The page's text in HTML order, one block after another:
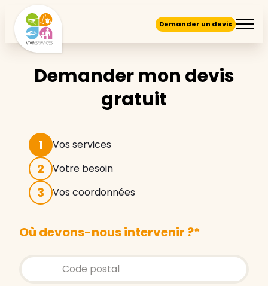
Demander un devis
Demander mon devis
gratuit
1 Vos services
2 Votre besoin
3 Vos coordonnées
Où devons-nous intervenir ?*
Store locator global - Autocompletion
Rechercher